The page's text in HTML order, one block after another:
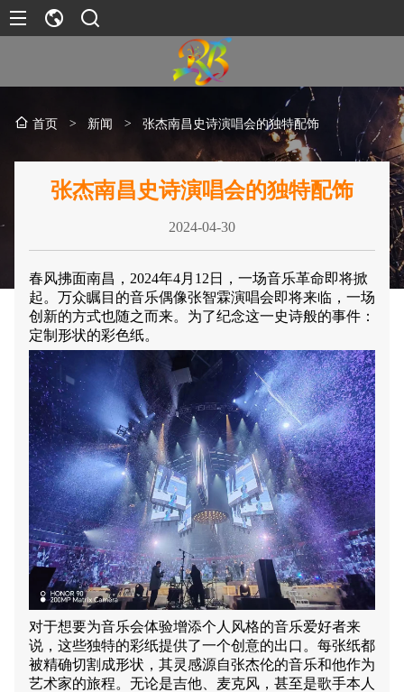
首页 > 新闻 > 张杰南昌史诗演唱会的独特配饰
张杰南昌史诗演唱会的独特配饰
2024-04-30
春风拂面南昌，2024年4月12日，一场音乐革命即将掀
起。万众瞩目的音乐偶像张智霖演唱会即将来临，一场
创新的方式也随之而来。为了纪念这一史诗般的事件：
定制形状的彩色纸。
对于想要为音乐会体验增添个人风格的音乐爱好者来
说，这些独特的彩纸提供了一个创意的出口。每张纸都
被精确切割成形状，其灵感源自张杰伦的音乐和他作为
艺术家的旅程。无论是吉他、麦克风，甚至是歌手本人